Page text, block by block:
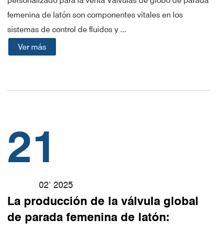
femenina de latón son componentes vitales en los
sistemas de control de fluidos y ...
Ver más
21
02’ 2025
La producción de la válvula global
de parada femenina de latón: